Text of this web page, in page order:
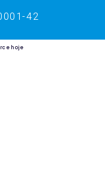
42
hoje